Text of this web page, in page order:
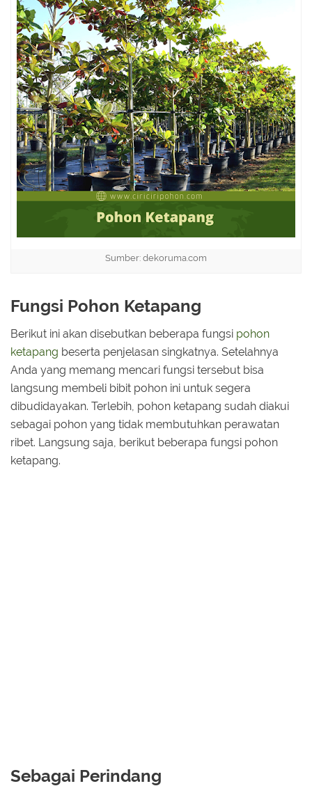
Sumber: dekoruma.com
Fungsi Pohon Ketapang
Berikut ini akan disebutkan beberapa fungsi pohon
ketapang beserta penjelasan singkatnya. Setelahnya
Anda yang memang mencari fungsi tersebut bisa
langsung membeli bibit pohon ini untuk segera
dibudidayakan. Terlebih, pohon ketapang sudah diakui
sebagai pohon yang tidak membutuhkan perawatan
ribet. Langsung saja, berikut beberapa fungsi pohon
ketapang.
Sebagai Perindang